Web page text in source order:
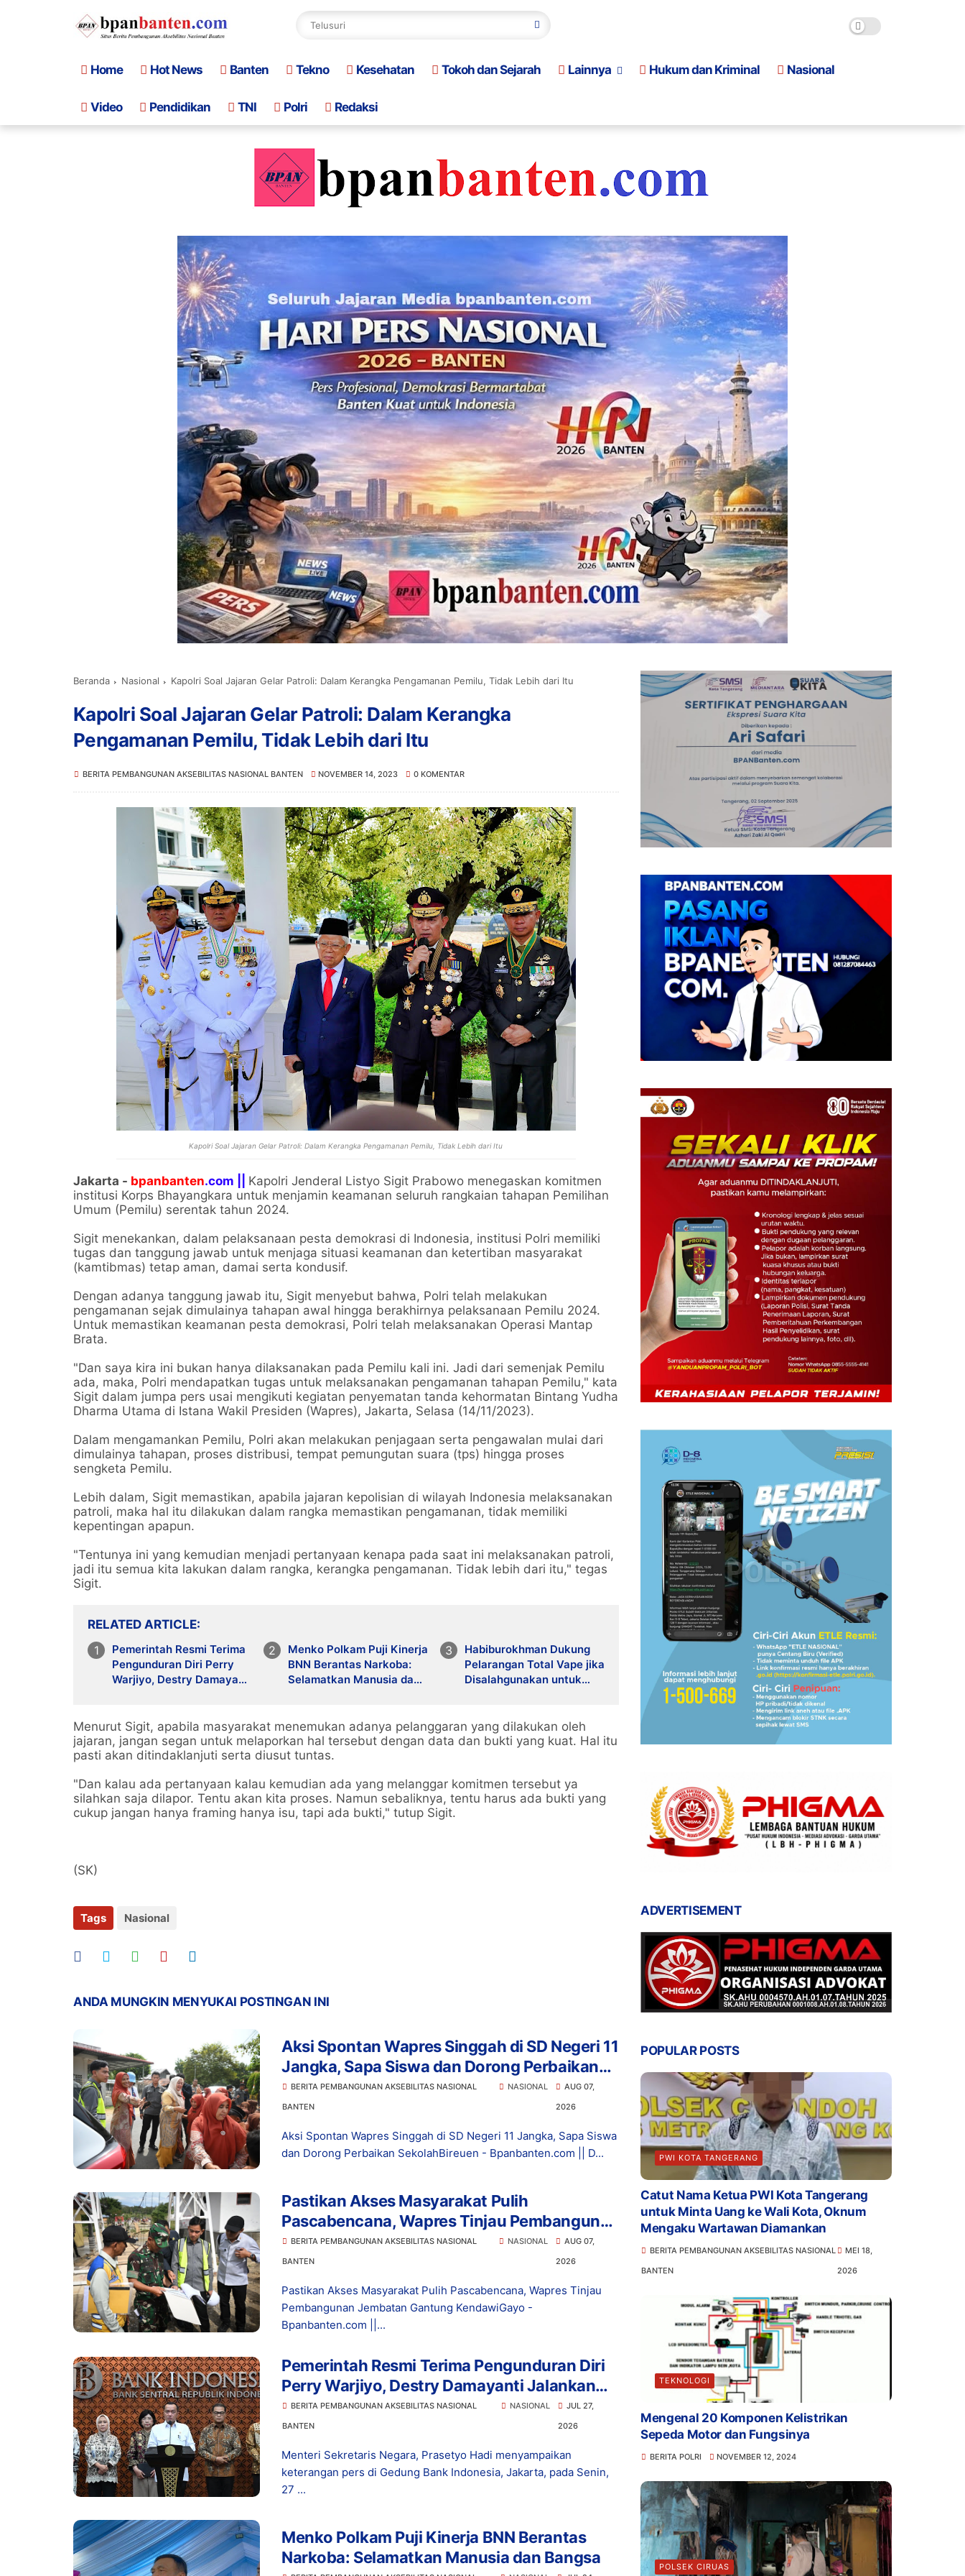
Home Hot News Banten Tekno Kesehatan Tokoh dan Sejarah Lainnya Hukum dan Kriminal Nasional
Video Pendidikan TNI Polri Redaksi
Beranda Nasional Kapolri Soal Jajaran Gelar Patroli: Dalam Kerangka Pengamanan Pemilu, Tidak Lebih dari Itu
Kapolri Soal Jajaran Gelar Patroli: Dalam Kerangka
Pengamanan Pemilu, Tidak Lebih dari Itu
BERITA PEMBANGUNAN AKSEBILITAS NASIONAL BANTEN NOVEMBER 14, 2023 0 KOMENTAR
Kapolri Soal Jajaran Gelar Patroli: Dalam Kerangka Pengamanan Pemilu, Tidak Lebih dari Itu
Jakarta - bpanbanten.com || Kapolri Jenderal Listyo Sigit Prabowo menegaskan komitmen
institusi Korps Bhayangkara untuk menjamin keamanan seluruh rangkaian tahapan Pemilihan
Umum (Pemilu) serentak tahun 2024.
Sigit menekankan, dalam pelaksanaan pesta demokrasi di Indonesia, institusi Polri memiliki
tugas dan tanggung jawab untuk menjaga situasi keamanan dan ketertiban masyarakat
(kamtibmas) tetap aman, damai serta kondusif.
Dengan adanya tanggung jawab itu, Sigit menyebut bahwa, Polri telah melakukan
pengamanan sejak dimulainya tahapan awal hingga berakhirnya pelaksanaan Pemilu 2024.
Untuk memastikan keamanan pesta demokrasi, Polri telah melaksanakan Operasi Mantap
Brata.
"Dan saya kira ini bukan hanya dilaksanakan pada Pemilu kali ini. Jadi dari semenjak Pemilu
ada, maka, Polri mendapatkan tugas untuk melaksanakan pengamanan tahapan Pemilu," kata
Sigit dalam jumpa pers usai mengikuti kegiatan penyematan tanda kehormatan Bintang Yudha
Dharma Utama di Istana Wakil Presiden (Wapres), Jakarta, Selasa (14/11/2023).
Dalam mengamankan Pemilu, Polri akan melakukan penjagaan serta pengawalan mulai dari
dimulainya tahapan, proses distribusi, tempat pemungutan suara (tps) hingga proses
sengketa Pemilu.
Lebih dalam, Sigit memastikan, apabila jajaran kepolisian di wilayah Indonesia melaksanakan
patroli, maka hal itu dilakukan dalam rangka memastikan pengamanan, tidak memiliki
kepentingan apapun.
"Tentunya ini yang kemudian menjadi pertanyaan kenapa pada saat ini melaksanakan patroli,
jadi itu semua kita lakukan dalam rangka, kerangka pengamanan. Tidak lebih dari itu," tegas
Sigit.
RELATED ARTICLE
Pemerintah Resmi Terima
Pengunduran Diri Perry
Warjiyo, Destry Damayanti
Menko Polkam Puji Kinerja
BNN Berantas Narkoba:
Selamatkan Manusia dan
Habiburokhman Dukung
Pelarangan Total Vape jika
Disalahgunakan untuk
Menurut Sigit, apabila masyarakat menemukan adanya pelanggaran yang dilakukan oleh
jajaran, jangan segan untuk melaporkan hal tersebut dengan data dan bukti yang kuat. Hal itu
pasti akan ditindaklanjuti serta diusut tuntas.
"Dan kalau ada pertanyaan kalau kemudian ada yang melanggar komitmen tersebut ya
silahkan saja dilapor. Tentu akan kita proses. Namun sebaliknya, tentu harus ada bukti yang
cukup jangan hanya framing hanya isu, tapi ada bukti," tutup Sigit.
(SK)
Tags Nasional
ANDA MUNGKIN MENYUKAI POSTINGAN INI
Aksi Spontan Wapres Singgah di SD Negeri 11
Jangka, Sapa Siswa dan Dorong Perbaikan
Sekolah
BERITA PEMBANGUNAN AKSEBILITAS NASIONAL
BANTEN
NASIONAL
AUG 07,
2026
Aksi Spontan Wapres Singgah di SD Negeri 11 Jangka, Sapa Siswa
dan Dorong Perbaikan SekolahBireuen - Bpanbanten.com || D...
Pastikan Akses Masyarakat Pulih
Pascabencana, Wapres Tinjau Pembangunan
Jembatan Gantung Kendawi
BERITA PEMBANGUNAN AKSEBILITAS NASIONAL
BANTEN
NASIONAL
AUG 07,
2026
Pastikan Akses Masyarakat Pulih Pascabencana, Wapres Tinjau
Pembangunan Jembatan Gantung KendawiGayo -
Bpanbanten.com ||...
Pemerintah Resmi Terima Pengunduran Diri
Perry Warjiyo, Destry Damayanti Jalankan
Tugas Gubernur BI Sementara
BERITA PEMBANGUNAN AKSEBILITAS NASIONAL
BANTEN
NASIONAL
JUL 27,
2026
Menteri Sekretaris Negara, Prasetyo Hadi menyampaikan
keterangan pers di Gedung Bank Indonesia, Jakarta, pada Senin,
27 ...
Menko Polkam Puji Kinerja BNN Berantas
Narkoba: Selamatkan Manusia dan Bangsa
ADVERTISEMENT
POPULAR POSTS
PWI KOTA TANGERANG
Catut Nama Ketua PWI Kota Tangerang
untuk Minta Uang ke Wali Kota, Oknum
Mengaku Wartawan Diamankan
BERITA PEMBANGUNAN AKSEBILITAS NASIONAL
BANTEN
MEI 18,
2026
TEKNOLOGI
Mengenal 20 Komponen Kelistrikan
Sepeda Motor dan Fungsinya
BERITA POLRI NOVEMBER 12, 2024
POLSEK CIRUAS